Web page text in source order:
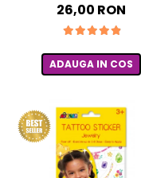
26,00 RON
ADAUGA IN COS